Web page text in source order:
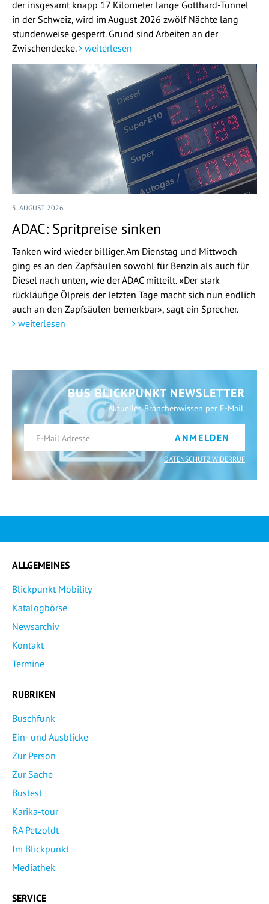
der insgesamt knapp 17 Kilometer lange Gotthard-Tunnel
in der Schweiz, wird im August 2026 zwölf Nächte lang
stundenweise gesperrt. Grund sind Arbeiten an der
Zwischendecke.
weiterlesen
5. AUGUST 2026
ADAC: Spritpreise sinken
Tanken wird wieder billiger. Am Dienstag und Mittwoch
ging es an den Zapfsäulen sowohl für Benzin als auch für
Diesel nach unten, wie der ADAC mitteilt. «Der stark
rückläufige Ölpreis der letzten Tage macht sich nun endlich
auch an den Zapfsäulen bemerkbar», sagt ein Sprecher.
weiterlesen
BUS BLICKPUNKT NEWSLETTER
Aktuelles Branchenwissen per E-Mail.
ANMELDEN
DATENSCHUTZ WIDERRUF
ALLGEMEINES
Blickpunkt Mobility
Katalogbörse
Newsarchiv
Kontakt
Termine
RUBRIKEN
Buschfunk
Ein- und Ausblicke
Zur Person
Zur Sache
Bustest
Karika-tour
RA Petzoldt
Im Blickpunkt
Mediathek
SERVICE